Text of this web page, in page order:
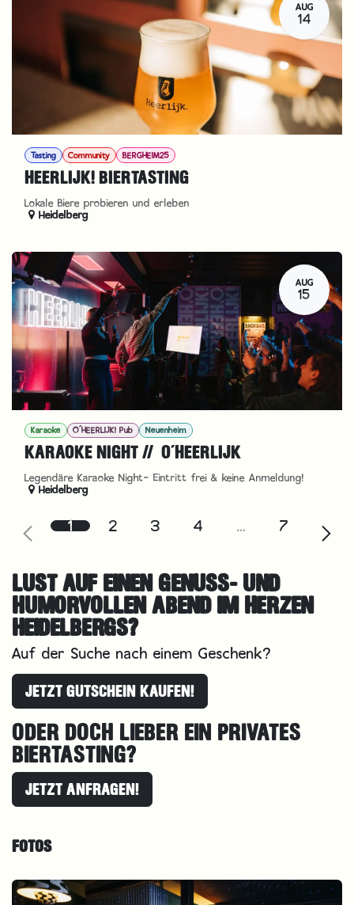
AUG
14
Tasting Community BERGHEIM25
HEERLIJK! BIERTASTING
Lokale Biere probieren und erleben
Heidelberg
AUG
15
Karaoke O´HEERLIJK! Pub Neuenheim
KARAOKE NIGHT // O´HEERLIJK
Legendäre Karaoke Night- Eintritt frei & keine Anmeldung!
Heidelberg
1 2 3 4 … 7
LUST AUF EINEN GENUSS- UND
HUMORVOLLEN ABEND IM HERZEN
HEIDELBERGS?
Auf der Suche nach einem Geschenk?
JETZT GUTSCHEIN KAUFEN!
ODER DOCH LIEBER EIN PRIVATES
BIERTASTING?
JETZT ANFRAGEN!
FOTOS